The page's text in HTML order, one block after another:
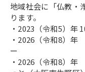
地域社会に「仏教・
ります。
・2023（令和5）
・2026（令和8）
ー
・2026（令和8）